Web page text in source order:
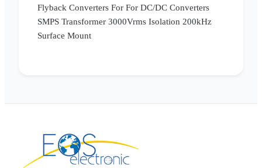
Flyback Converters For For DC/DC Converters
SMPS Transformer 3000Vrms Isolation 200kHz
Surface Mount